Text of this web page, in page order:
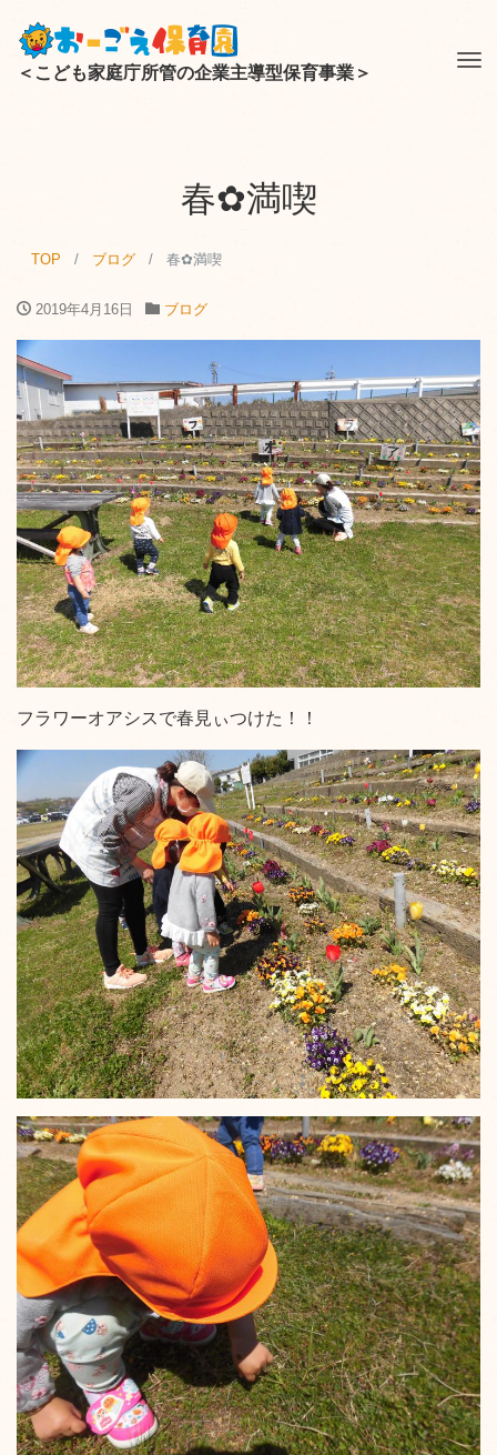
＜こども家庭庁所管の企業主導型保育事業＞
春✿満喫
TOP ブログ 春✿満喫
2019年4月16日 ブログ
フラワーオアシスで春見ぃつけた！！